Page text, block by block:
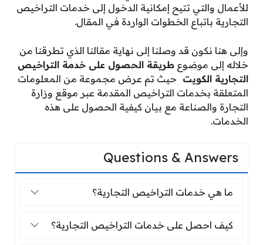
للأعمال والتي تتيح إمكانية الدخول إلى خدمات التراخيص
التجارية باتباع الخطوات الواردة في المقال.
وإلى هنا نكون قد وصلنا إلى نهاية مقالنا الذي تطرقنا من
خلاله إلى موضوع طريقة الحصول على خدمة التراخيص
التجارية الكويت حيث تم عرض مجموعة من المعلومات
المتعلقة بخدمات التراخيص المقدمة عبر موقع وزارة
التجارة والصناعة مع بيان كيفية الحصول على هذه
الخدمات.
Questions & Answers
ما هي خدمات التراخيص التجارية؟
ما هي خدمات التراخيص التجارية؟
كيف احصل على خدمات التراخيص
كيف احصل على خدمات التراخيص التجارية؟